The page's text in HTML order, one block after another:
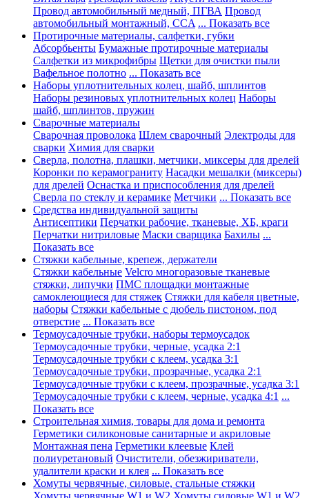
Провод автомобильный медный, ПГВА Провод
автомобильный монтажный, CCA ... Показать все
Протирочные материалы, салфетки, губки
Абсорбьенты Бумажные протирочные материалы
Салфетки из микрофибры Щетки для очистки пыли
Вафельное полотно ... Показать все
Наборы уплотнительных колец, шайб, шплинтов
Наборы резиновых уплотнительных колец Наборы
шайб, шплинтов, пружин
Сварочные материалы
Сварочная проволока Шлем сварочный Электроды для
сварки Химия для сварки
Сверла, полотна, плашки, метчики, миксеры для дрелей
Коронки по керамограниту Насадки мешалки (миксеры)
для дрелей Оснастка и приспособления для дрелей
Сверла по стеклу и керамике Метчики ... Показать все
Средства индивидуальной защиты
Антисептики Перчатки рабочие, тканевые, ХБ, краги
Перчатки нитриловые Маски сварщика Бахилы ...
Показать все
Стяжки кабельные, крепеж, держатели
Стяжки кабельные Velcro многоразовые тканевые
стяжки, липучки ПМС площадки монтажные
самоклеющиеся для стяжек Стяжки для кабеля цветные,
наборы Стяжки кабельные с дюбель пистоном, под
отверстие ... Показать все
Термоусадочные трубки, наборы термоусадок
Термоусадочные трубки, черные, усадка 2:1
Термоусадочные трубки с клеем, усадка 3:1
Термоусадочные трубки, прозрачные, усадка 2:1
Термоусадочные трубки с клеем, прозрачные, усадка 3:1
Термоусадочные трубки с клеем, черные, усадка 4:1 ...
Показать все
Строительная химия, товары для дома и ремонта
Герметики силиконовые санитарные и акриловые
Монтажная пена Герметики клеевые Клей
полиуретановый Очистители, обезжириватели,
удалители краски и клея ... Показать все
Хомуты червячные, силовые, стальные стяжки
Хомуты червячные W1 и W2 Хомуты силовые W1 и W2